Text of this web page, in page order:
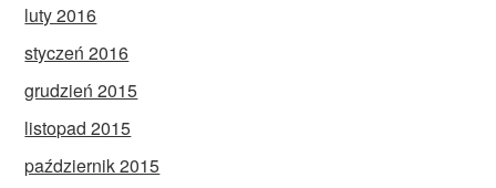
luty 2016
styczeń 2016
grudzień 2015
listopad 2015
październik 2015